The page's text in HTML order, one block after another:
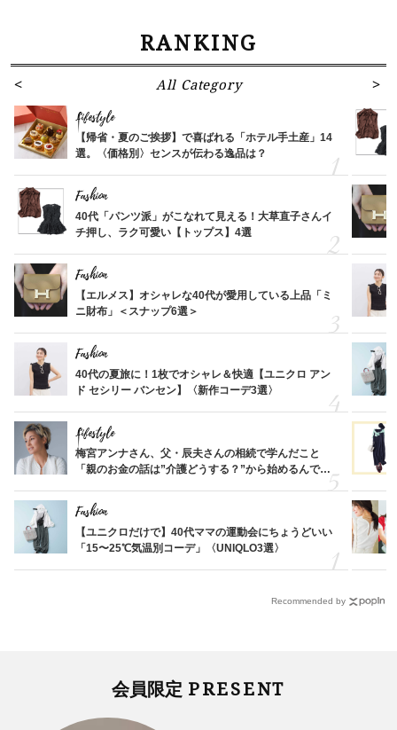
RANKING
All Category
Lifestyle
【帰省・夏のご挨拶】で喜ばれる「ホテル手土産」14
選。〈価格別〉センスが伝わる逸品は？
Fashion
40代「パンツ派」がこなれて見える！大草直子さんイ
チ押し、ラク可愛い【トップス】4選
Fashion
【エルメス】オシャレな40代が愛用している上品「ミ
ニ財布」＜スナップ6選＞
Fashion
40代の夏旅に！1枚でオシャレ＆快適【ユニクロ アン
ド セシリー バンセン】〈新作コーデ3選〉
Lifestyle
梅宮アンナさん、父・辰夫さんの相続で学んだこと
「親のお金の話は”介護どうする？”から始めるんで
Fashion
【ユニクロだけで】40代ママの運動会にちょうどいい
「15〜25℃気温別コーデ」〈UNIQLO3選〉
Recommended by
会員限定 PRESENT